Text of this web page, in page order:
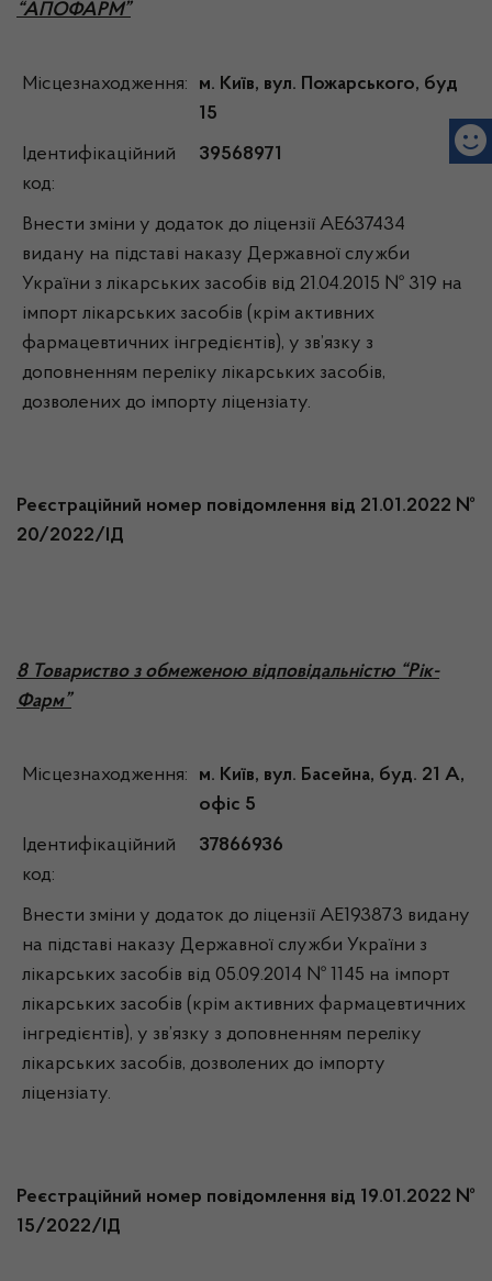
“АПОФАРМ”
Місцезнаходження:
м. Київ, вул. Пожарського, буд
15
Ідентифікаційний
код:
39568971
Внести зміни у додаток до ліцензії АЕ637434
видану на підставі наказу Державної служби
України з лікарських засобів від 21.04.2015 № 319 на
імпорт лікарських засобів (крім активних
фармацевтичних інгредієнтів), у зв’язку з
доповненням переліку лікарських засобів,
дозволених до імпорту ліцензіату.
Реєстраційний номер повідомлення від 21.01.2022 №
20/2022/ІД
8 Товариство з обмеженою відповідальністю “Рік-
Фарм”
Місцезнаходження:
м. Київ, вул. Басейна, буд. 21 А,
офіс 5
Ідентифікаційний
код:
37866936
Внести зміни у додаток до ліцензії АЕ193873 видану
на підставі наказу Державної служби України з
лікарських засобів від 05.09.2014 № 1145 на імпорт
лікарських засобів (крім активних фармацевтичних
інгредієнтів), у зв’язку з доповненням переліку
лікарських засобів, дозволених до імпорту
ліцензіату.
Реєстраційний номер повідомлення від 19.01.2022 №
15/2022/ІД